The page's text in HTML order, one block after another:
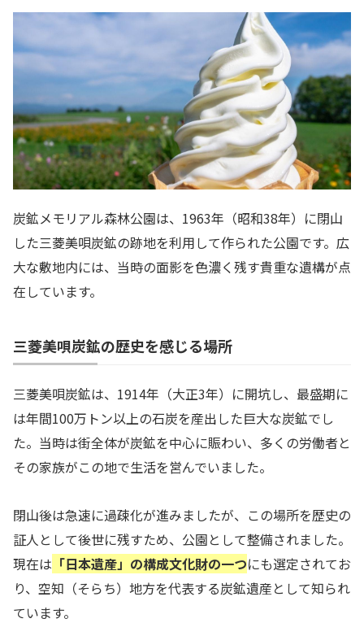
炭鉱メモリアル森林公園は、1963年（昭和38年）に閉山
した三菱美唄炭鉱の跡地を利用して作られた公園です。広
大な敷地内には、当時の面影を色濃く残す貴重な遺構が点
在しています。
三菱美唄炭鉱の歴史を感じる場所
三菱美唄炭鉱は、1914年（大正3年）に開坑し、最盛期に
は年間100万トン以上の石炭を産出した巨大な炭鉱でし
た。当時は街全体が炭鉱を中心に賑わい、多くの労働者と
その家族がこの地で生活を営んでいました。
閉山後は急速に過疎化が進みましたが、この場所を歴史の
証人として後世に残すため、公園として整備されました。
現在は 「日本遺産」の構成文化財の一つにも選定されてお
り、空知（そらち）地方を代表する炭鉱遺産として知られ
ています。